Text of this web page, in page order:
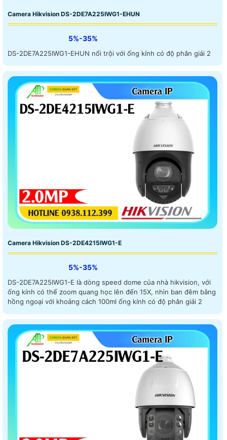
Camera Hikvision DS-2DE7A225IWG1-EHUN
5%-35%
DS-2DE7A225IWG1-EHUN nổi trội với ống kính có độ phân giải 2
Camera Hikvision DS-2DE4215IWG1-E
5%-35%
DS-2DE7A225IWG1-E là dòng speed dome của nhà hikvision, với
ống kính có thể zoom quang học lên đến 15X, nhìn ban đêm bằng
hồng ngoại với khoảng cách 100ml ống kính có độ phân giải 2